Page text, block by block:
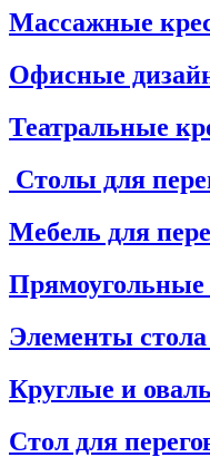
Массажные
Офисные
Театральные
Столы для
Мебель для
Прямоугольные
Элементы стола
Круглые и
Стол для